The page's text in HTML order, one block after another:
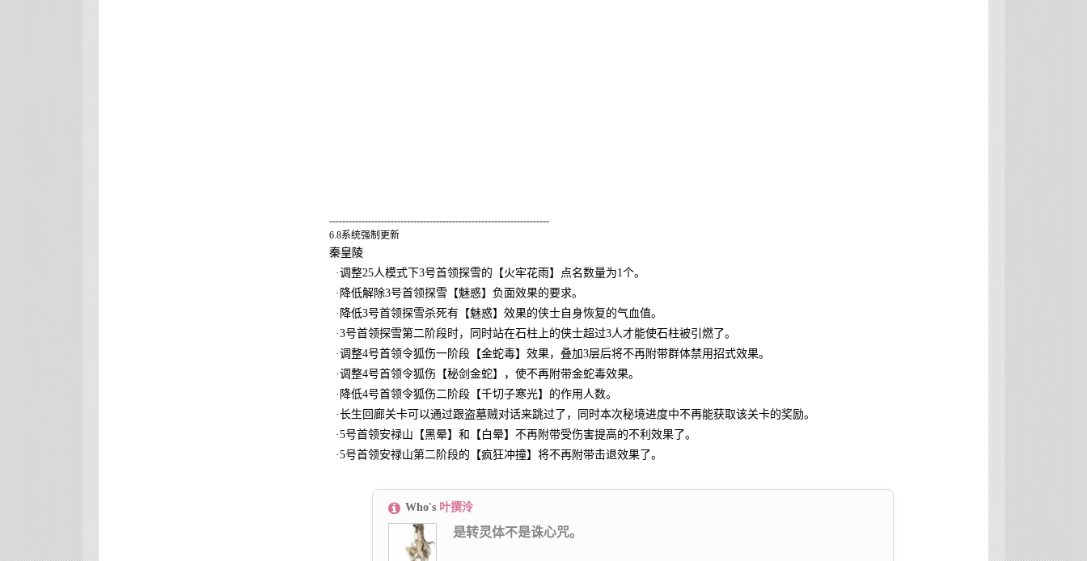
--------------------------------------------------------------------
6.8系统强制更新
秦皇陵
·调整25人模式下3号首领探雪的【火牢花雨】点名数量为1个。
·降低解除3号首领探雪【魅惑】负面效果的要求。
·降低3号首领探雪杀死有【魅惑】效果的侠士自身恢复的气血值。
·3号首领探雪第二阶段时，同时站在石柱上的侠士超过3人才能使石柱被引燃了。
·调整4号首领令狐伤一阶段【金蛇毒】效果，叠加3层后将不再附带群体禁用招式效果。
·调整4号首领令狐伤【秘剑金蛇】，使不再附带金蛇毒效果。
·降低4号首领令狐伤二阶段【千切子寒光】的作用人数。
·长生回廊关卡可以通过跟盗墓贼对话来跳过了，同时本次秘境进度中不再能获取该关卡的奖励。
·5号首领安禄山【黑晕】和【白晕】不再附带受伤害提高的不利效果了。
·5号首领安禄山第二阶段的【疯狂冲撞】将不再附带击退效果了。
Who's 叶撰泠
是转灵体不是诛心咒。